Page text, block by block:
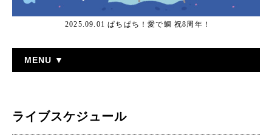
2025.09.01 ぱちぱち！愛で鯛 祝8周年！
MENU ▼
ライブスケジュール